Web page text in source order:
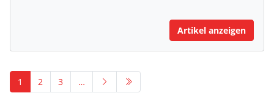
Artikel anzeigen
1 2 3 …